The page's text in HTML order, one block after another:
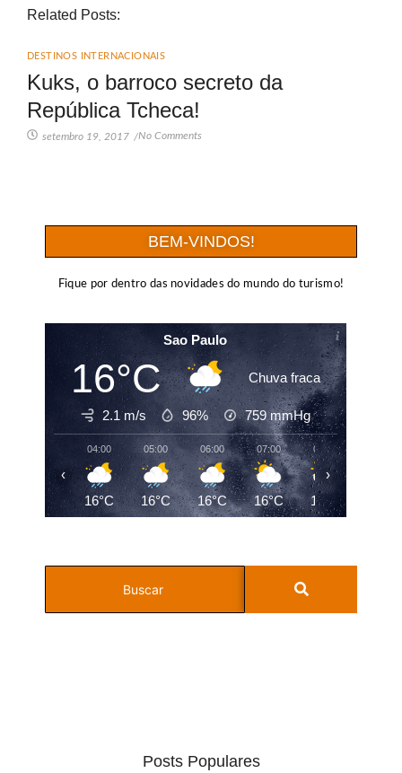
Related Posts:
DESTINOS INTERNACIONAIS
Kuks, o barroco secreto da
República Tcheca!
setembro 19, 2017 /No Comments
BEM-VINDOS!
Fique por dentro das novidades do mundo do turismo!
Sao Paulo
16°C Chuva fraca
2.1 m/s 96% 759mmHg
04:00
16°C
05:00
16°C
06:00
16°C
07:00
16°C
08:00
17°C
‹ ›
Posts Populares